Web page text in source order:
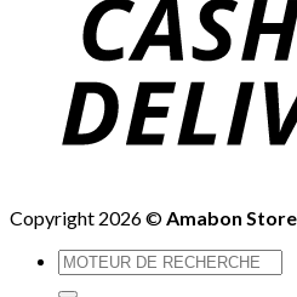
Copyright 2026 ©Amabon Store
Recherche
pour :